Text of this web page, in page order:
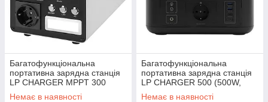
Багатофункціональна
портативна зарядна станція
LP CHARGER MPPT 300
(300W, 280Wh)
Немає в наявності
Багатофункціональна
портативна зарядна станція
LP CHARGER 500 (500W,
518Wh)
Немає в наявності